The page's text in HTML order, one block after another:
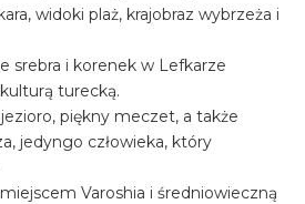
widoki plaż, krajobraz wybrzeża i
srebra i korenek w Lefkarze
turecką.
piękny meczet, a także
jedyngo człowieka, który
Varoshia i średniowieczną